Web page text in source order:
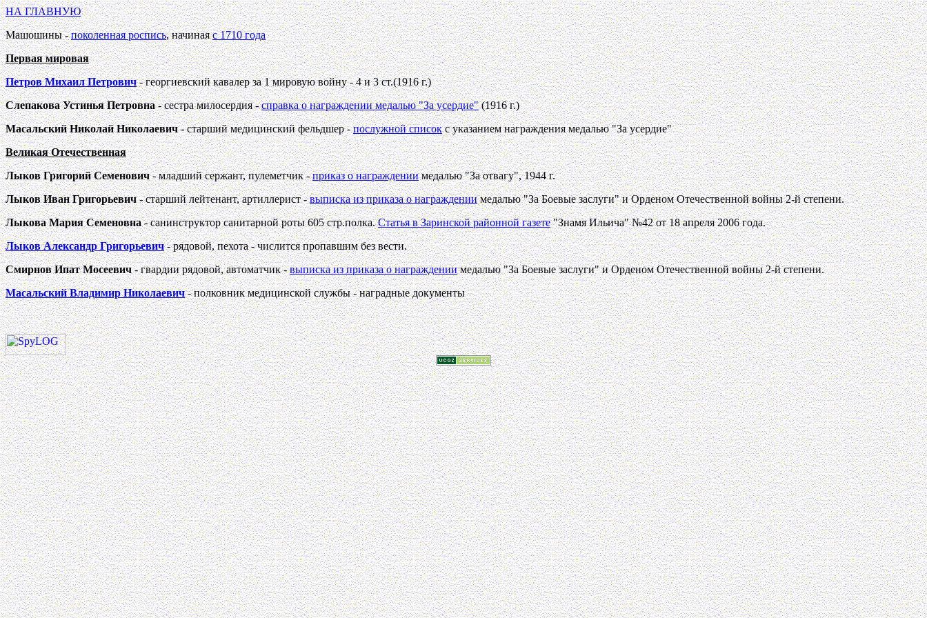
НА ГЛАВНУЮ
Машошины -поколенная роспись, начинаяс 1710 года
Первая мировая
Петров Михаил Петрович- георгиевский кавалер за 1 мировую войну - 4 и 3 ст.(1916 г.)
Слепакова Устинья Петровна- сестра милосердия -справка о награждении медалью "За усердие"(1916 г.)
Масальский Николай Николаевич- старший медицинский фельдшер -послужной списокс указанием награждения медалью "За усердие"
Великая Отечественная
Лыков Григорий Семенович- младший сержант, пулеметчик -приказ о награждениимедалью "За отвагу", 1944 г.
Лыков Иван Григорьевич- старший лейтенант, артиллерист -выписка из приказа о награждениимедалью "За Боевые заслуги" и Орденом Отечественной войны 2-й степени.
Лыкова Мария Семеновна- санинструктор санитарной роты 605 стр.полка.Статья в Заринской районной газете"Знамя Ильича" №42 от 18 апреля 2006 года.
Лыков Александр Григорьевич- рядовой, пехота - числится пропавшим без вести.
Смирнов Ипат Мосеевич- гвардии рядовой, автоматчик -выписка из приказа о награждениимедалью "За Боевые заслуги" и Орденом Отечественной войны 2-й степени.
Масальский Владимир Николаевич- полковник медицинской службы - наградные документы